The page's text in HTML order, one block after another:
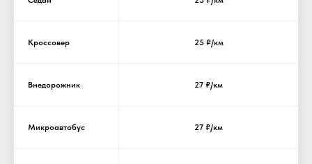
Кроссовер 25 ₽/км
Внедорожник 27 ₽/км
Микроавтобус 27 ₽/км